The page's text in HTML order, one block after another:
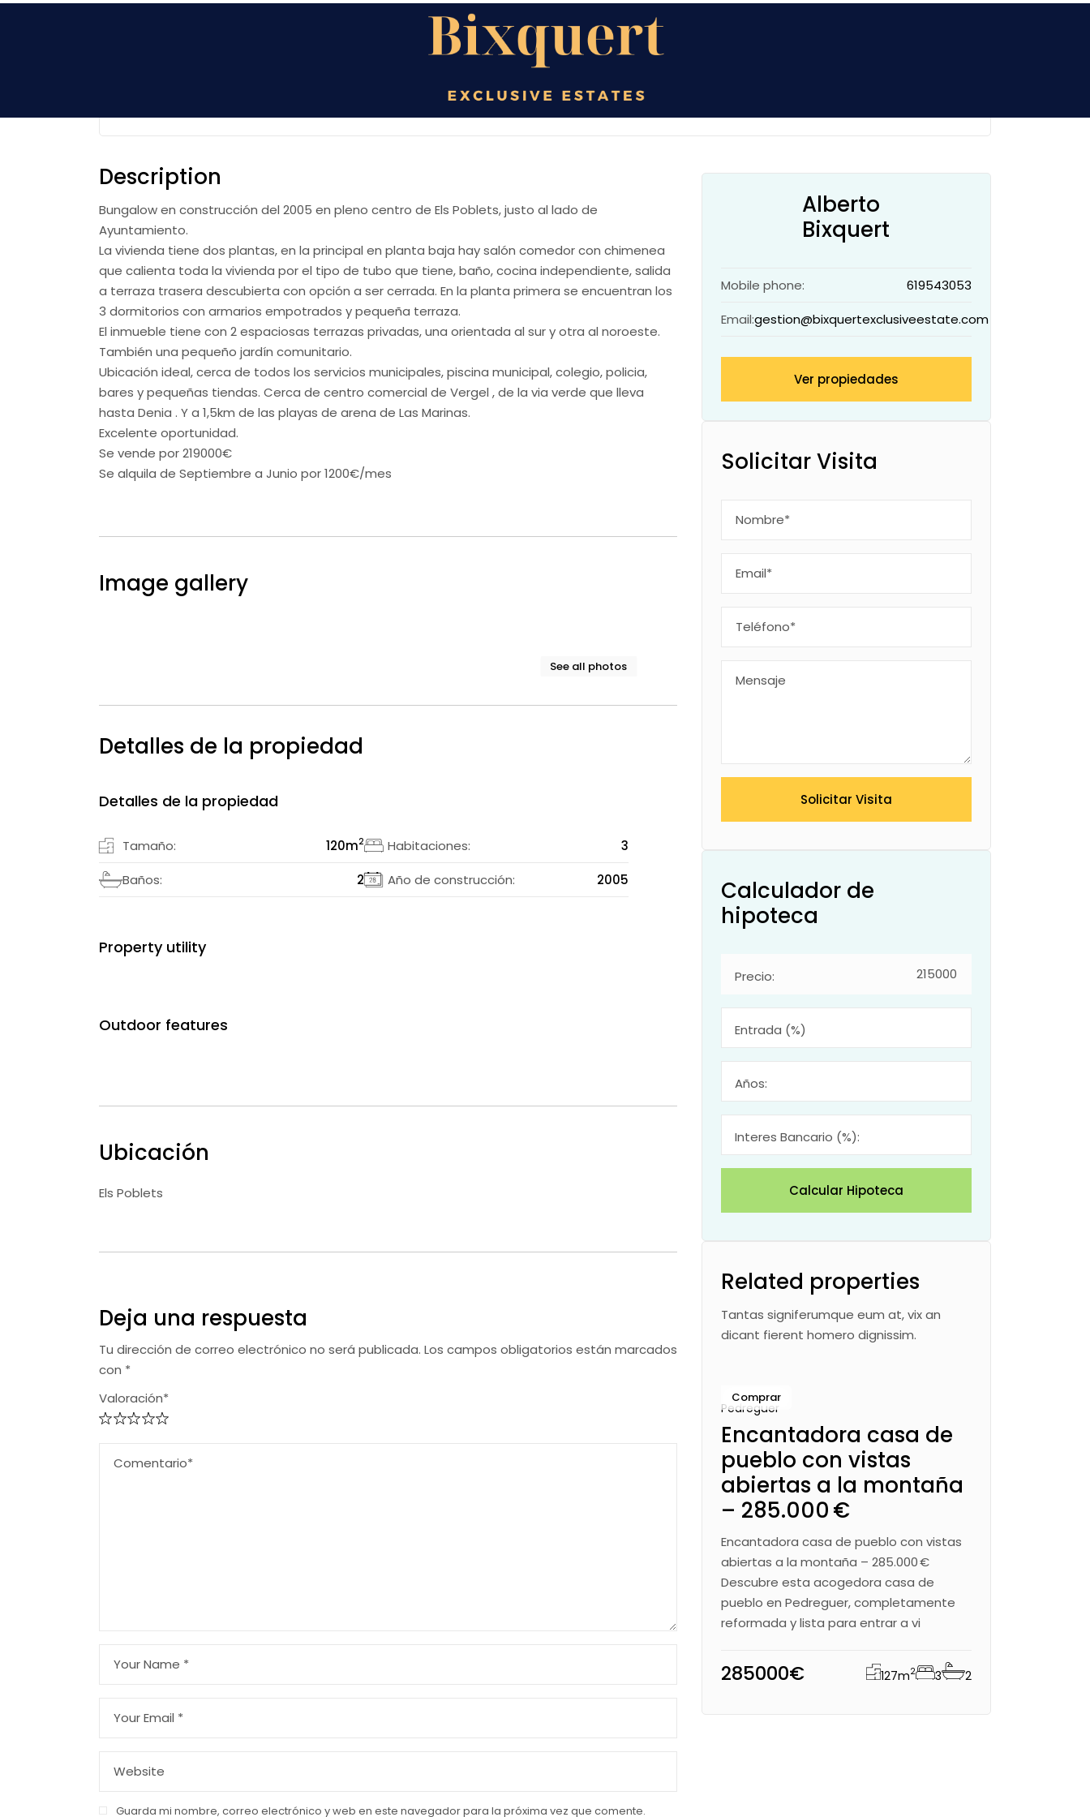
Skip
Se vende chalet adosado en Els
Description
Bungalow en construcción del 2005 en pleno centro de Els Poblets, justo al lado de
Ayuntamiento.
La vivienda tiene dos plantas, en la principal en planta baja hay salón comedor con chimenea
que calienta toda la vivienda por el tipo de tubo que tiene, baño, cocina independiente, salida
a terraza trasera descubierta con opción a ser cerrada. En la planta primera se encuentran los
3 dormitorios con armarios empotrados y pequeña terraza.
El inmueble tiene con 2 espaciosas terrazas privadas, una orientada al sur y otra al noroeste.
También una pequeño jardín comunitario.
Ubicación ideal, cerca de todos los servicios municipales, piscina municipal, colegio, policia,
bares y pequeñas tiendas. Cerca de centro comercial de Vergel , de la via verde que lleva
hasta Denia . Y a 1,5km de las playas de arena de Las Marinas.
Excelente oportunidad.
Se vende por 219000€
Se alquila de Septiembre a Junio por 1200€/mes
Image gallery
See all photos
Detalles de la propiedad
Detalles de la propiedad
Tamaño: 120m2 Habitaciones:
3
Baños:
2 Año de construcción: 2005
Property utility
Outdoor features
Ubicación
Els Poblets
Deja una respuesta
Tu dirección de correo electrónico no será publicada. Los campos obligatorios están marcados
con *
Valoración*
Guarda mi nombre, correo electrónico y web en este navegador para la próxima vez que comente.
Alberto
Bixquert
Mobile phone:
619543053
Email:gestion@bixquertexclusiveestate.com
Ver propiedades
Solicitar Visita
Solicitar Visita
Calculador de
hipoteca
Precio:
Entrada (%)
Años:
Interes Bancario (%):
Calcular Hipoteca
Related properties
Tantas signiferumque eum at, vix an
dicant fierent homero dignissim.
Comprar
Pedreguer
Encantadora casa de
pueblo con vistas
abiertas a la montaña
– 285.000 €
Encantadora casa de pueblo con vistas
abiertas a la montaña – 285.000 €
Descubre esta acogedora casa de
pueblo en Pedreguer, completamente
reformada y lista para entrar a vi
285000€ 127m2 3 2